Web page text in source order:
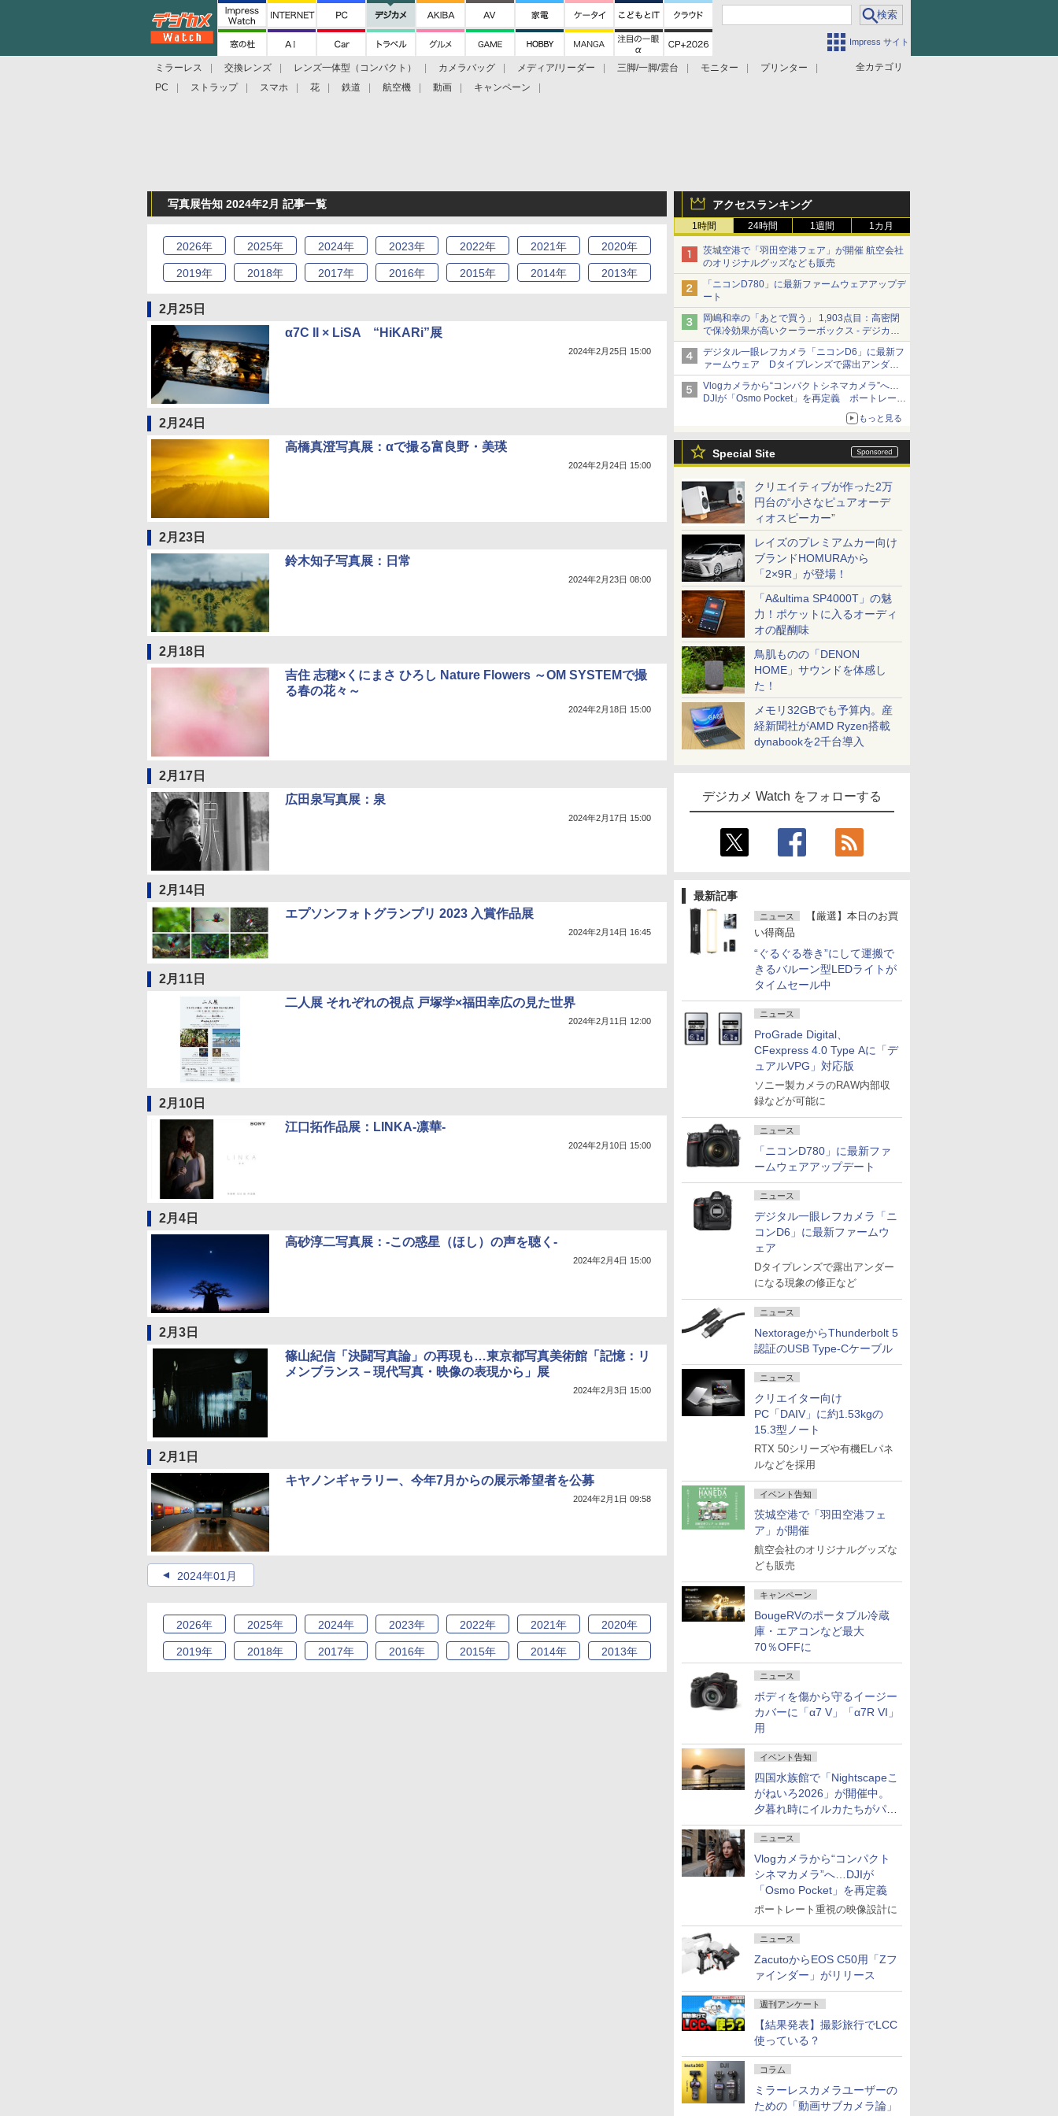
Impress サイト
全カテゴリ
ミラーレス 交換レンズ レンズ一体型（コンパクト） カメラバッグ メディア/リーダー 三脚/一脚/雲台 モニター
プリンター
PC
ストラップ スマホ 花 鉄道 航空機 動画 キャンペーン
アクセスランキング
1時間 24時間 1週間 1カ月
茨城空港で「羽田空港フェア」が開催 航空会社
のオリジナルグッズなども販売
「ニコンD780」に最新ファームウェアアップデ
ート
岡嶋和幸の「あとで買う」 1,903点目：高密閉
で保冷効果が高いクーラーボックス - デジカメ
Watch
デジタル一眼レフカメラ「ニコンD6」に最新フ
ァームウェア Dタイプレンズで露出アンダー
になる現象の修正など
Vlogカメラから“コンパクトシネマカメラ”へ…
DJIが「Osmo Pocket」を再定義 ポートレート
もっと見る
Special Site
クリエイティブが作った2万
円台の“小さなピュアオーデ
ィオスピーカー”
レイズのプレミアムカー向け
ブランドHOMURAから
「2×9R」が登場！
「A&ultima SP4000T」の魅
力！ポケットに入るオーディ
オの醍醐味
鳥肌ものの「DENON
HOME」サウンドを体感し
た！
メモリ32GBでも予算内。産
経新聞社がAMD Ryzen搭載
dynabookを2千台導入
デジカメ Watch をフォローする
最新記事
ニュース
【厳選】本日のお買
い得商品
“ぐるぐる巻き”にして運搬で
きるバルーン型LEDライトが
タイムセール中
ニュース
ProGrade Digital、
CFexpress 4.0 Type Aに「デ
ュアルVPG」対応版
ソニー製カメラのRAW内部収
録などが可能に
ニュース
「ニコンD780」に最新ファ
ームウェアアップデート
ニュース
デジタル一眼レフカメラ「ニ
コンD6」に最新ファームウ
ェア
Dタイプレンズで露出アンダー
になる現象の修正など
ニュース
NextorageからThunderbolt 5
認証のUSB Type-Cケーブル
ニュース
クリエイター向け
PC「DAIV」に約1.53kgの
15.3型ノート
RTX 50シリーズや有機ELパネ
ルなどを採用
イベント告知
茨城空港で「羽田空港フェ
ア」が開催
航空会社のオリジナルグッズな
ども販売
キャンペーン
BougeRVのポータブル冷蔵
庫・エアコンなど最大
70％OFFに
ニュース
ボディを傷から守るイージー
カバーに「α7 V」「α7R VI」
用
イベント告知
四国水族館で「Nightscapeこ
がねいろ2026」が開催中。
夕暮れ時にイルカたちがパフ
ォーマンスを繰り広げる
ニュース
Vlogカメラから“コンパクト
シネマカメラ”へ…DJIが
「Osmo Pocket」を再定義
ポートレート重視の映像設計に
ニュース
ZacutoからEOS C50用「Zフ
ァインダー」がリリース
週刊アンケート
【結果発表】撮影旅行でLCC
使っている？
コラム
ミラーレスカメラユーザーの
ための「動画サブカメラ論」
写真展告知 2024年2月 記事一覧
2026年 2025年 2024年 2023年 2022年 2021年 2020年
2019年 2018年 2017年 2016年 2015年 2014年 2013年
2月25日
α7C II × LiSA “HiKARi”展
2024年2月25日 15:00
2月24日
高橋真澄写真展：αで撮る富良野・美瑛
2024年2月24日 15:00
2月23日
鈴木知子写真展：日常
2024年2月23日 08:00
2月18日
吉住 志穂×くにまさ ひろし Nature Flowers ～OM SYSTEMで撮
る春の花々～
2024年2月18日 15:00
2月17日
広田泉写真展：泉
2024年2月17日 15:00
2月14日
エプソンフォトグランプリ 2023 入賞作品展
2024年2月14日 16:45
2月11日
二人展 それぞれの視点 戸塚学×福田幸広の見た世界
2024年2月11日 12:00
2月10日
江口拓作品展：LINKA-凛華-
2024年2月10日 15:00
2月4日
高砂淳二写真展：-この惑星（ほし）の声を聴く-
2024年2月4日 15:00
2月3日
篠山紀信「決闘写真論」の再現も…東京都写真美術館「記憶：リ
メンブランス－現代写真・映像の表現から」展
2024年2月3日 15:00
2月1日
キヤノンギャラリー、今年7月からの展示希望者を公募
2024年2月1日 09:58
2024年01月
2026年 2025年 2024年 2023年 2022年 2021年 2020年
2019年 2018年 2017年 2016年 2015年 2014年 2013年